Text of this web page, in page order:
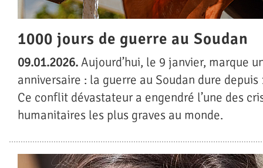
1000 jours de guerre au Soudan
09.01.2026.Aujourd’hui, le 9 janvier, marque
anniversaire : la guerre au Soudan dure depuis
Ce conflit dévastateur a engendré l’une des
humanitaires les plus graves au monde.